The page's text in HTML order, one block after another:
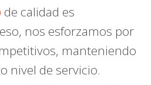
de calidad es
nos esforzamos por
manteniendo
nivel de servicio.